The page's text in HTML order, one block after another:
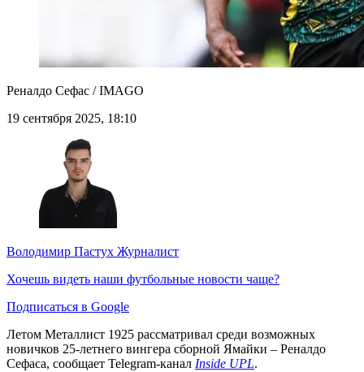
Реналдо Сефас / IMAGO
19 сентября 2025, 18:10
Володимир Пастух Журналист
Хочешь видеть наши футбольные новости чаще?
Подписаться в Google
Летом Металлист 1925 рассматривал среди возможных
новичков 25-летнего вингера сборной Ямайки – Реналдо
Сефаса, сообщает Telegram-канал Inside UPL.